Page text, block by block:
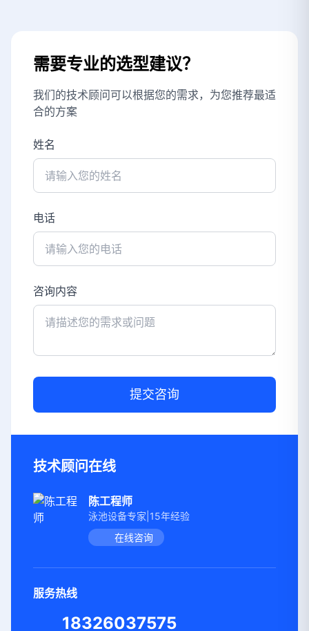
需要专业的选型建议？
我们的技术顾问可以根据您的需求，为您推荐最适
合的方案
姓名
电话
咨询内容
提交咨询
技术顾问在线
陈工程师
泳池设备专家|15年经验
在线咨询
服务热线
18326037575